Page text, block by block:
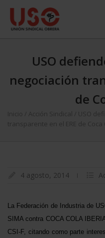
USO
negociación
de
Inicio Acción Sindical
USO
transparente en el ERE de Coca
4 agosto, 2014
La Federación de Industria de
SIMA contra COCA COLA
CSI-F, citando como parte